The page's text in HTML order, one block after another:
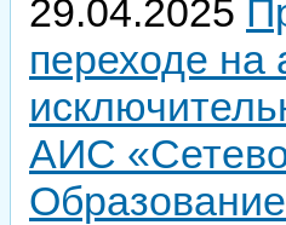
29.04.2025
переходе на
АИС